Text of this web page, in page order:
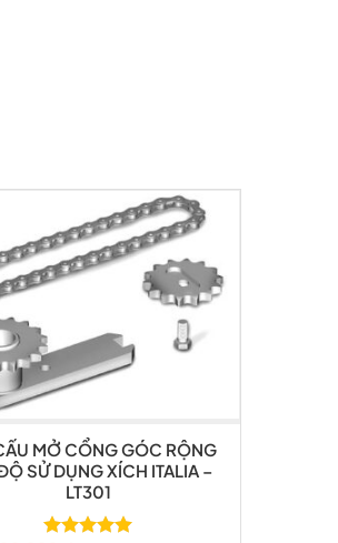
MỞ CỔNG GÓC RỘNG
SỬ DỤNG XÍCH ITALIA –
LT301